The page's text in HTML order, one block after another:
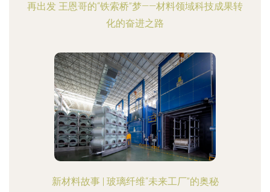
再出发 王恩哥的“铁索桥”梦——材料领域科技成果转
化的奋进之路
新材料故事 | 玻璃纤维“未来工厂”的奥秘